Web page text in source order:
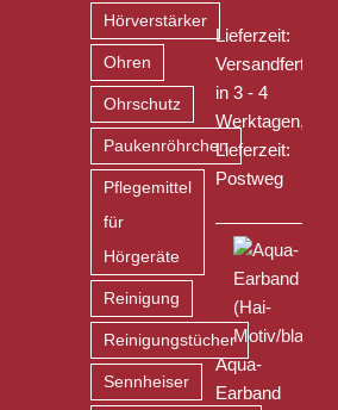
Hörverstärker
Ohren
Ohrschutz
Paukenröhrchen
Pflegemittel
für
Hörgeräte
Reinigung
Reinigungstücher
Sennheiser
Lieferzeit:
Versandfertig
in 3 - 4
Werktagen,
Lieferzeit:
Postweg
Aqua-
Earband